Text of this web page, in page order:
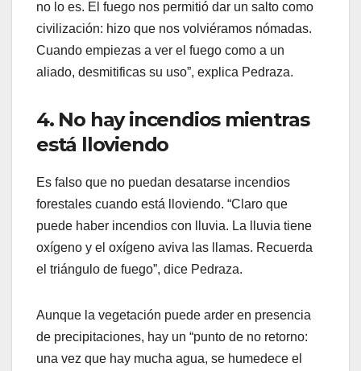
no lo es. El fuego nos permitió dar un salto como
civilización: hizo que nos volviéramos nómadas.
Cuando empiezas a ver el fuego como a un
aliado, desmitificas su uso”, explica Pedraza.
4. No hay incendios mientras
está lloviendo
Es falso que no puedan desatarse incendios
forestales cuando está lloviendo. “Claro que
puede haber incendios con lluvia. La lluvia tiene
oxígeno y el oxígeno aviva las llamas. Recuerda
el triángulo de fuego”, dice Pedraza.
Aunque la vegetación puede arder en presencia
de precipitaciones, hay un “punto de no retorno:
una vez que hay mucha agua, se humedece el